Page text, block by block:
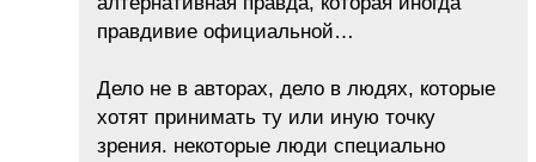
правдивие официальной…
Дело не в авторах, дело в людях, которые
хотят принимать ту или иную точку
зрения. некоторые люди специально